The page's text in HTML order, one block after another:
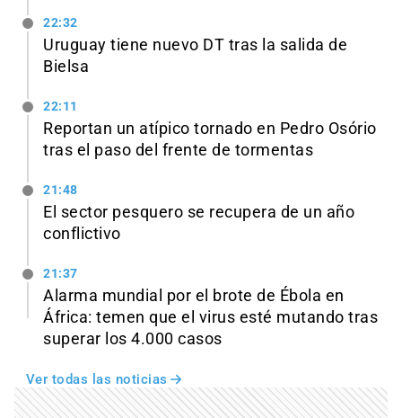
22:32
Uruguay tiene nuevo DT tras la salida de
Bielsa
22:11
Reportan un atípico tornado en Pedro Osório
tras el paso del frente de tormentas
21:48
El sector pesquero se recupera de un año
conflictivo
21:37
Alarma mundial por el brote de Ébola en
África: temen que el virus esté mutando tras
superar los 4.000 casos
Ver todas las noticias